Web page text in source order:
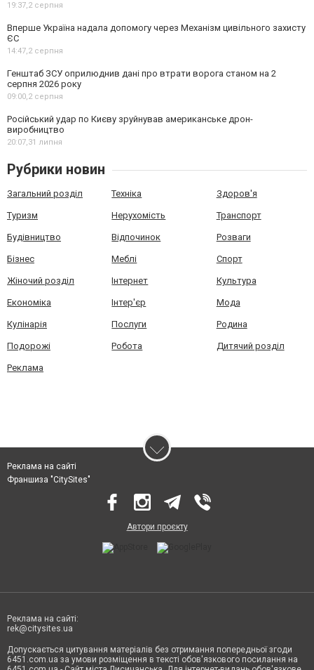
19:37,2 серпня
Вперше Україна надала допомогу через Механізм цивільного захисту
ЄС
14:47,2 серпня
Генштаб ЗСУ оприлюднив дані про втрати ворога станом на 2
серпня 2026 року
09:00,2 серпня
Російський удар по Києву зруйнував американське дрон-
виробництво
20:07,31 липня
Рубрики новин
Загальний розділ Техніка Здоров'я
Туризм Нерухомість Транспорт
Будівництво Відпочинок Розваги
Бізнес Меблі Спорт
Жіночий розділ Інтернет Культура
Економіка Інтер'єр Мода
Кулінарія Послуги Родина
Подорожі Робота Дитячий розділ
Реклама
Реклама на сайті
Франшиза "CitySites"
Автори проєкту
Реклама на сайті:
rek@citysites.ua
Допускається цитування матеріалів без отримання попередньої згоди
6451.com.ua за умови розміщення в тексті обов'язкового посилання на